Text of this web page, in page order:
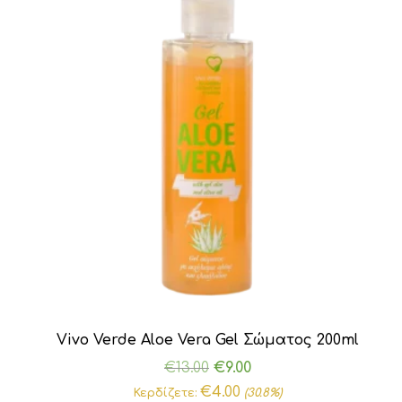
Vivo Verde Aloe Vera Gel Σώματος 200ml
€13.00 Original
price
€9.00Η
τρέχουσα
Κερδίζετε: €4.00 (30.8%)